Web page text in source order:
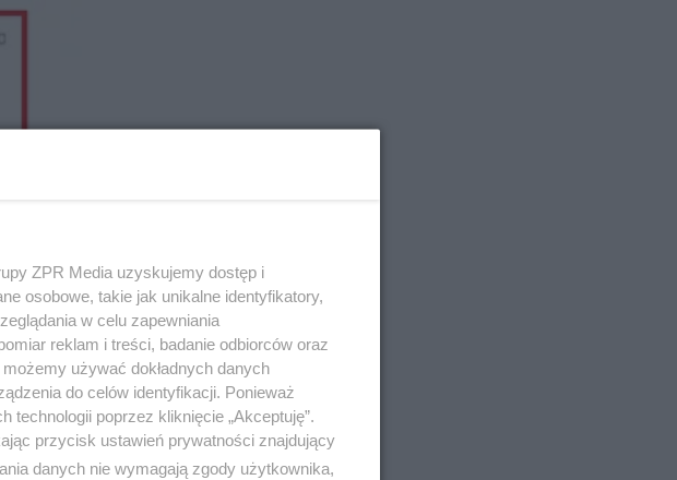
ZPR Media uzyskujemy dostęp i
osobowe, takie jak unikalne identyfikatory,
w celu zapewniania
reklam i treści, badanie odbiorców oraz
używać dokładnych danych
do celów identyfikacji. Ponieważ
poprzez kliknięcie „Akceptuję”.
przycisk ustawień prywatności znajdujący
danych nie wymagają zgody użytkownika,